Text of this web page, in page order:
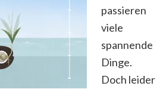
passieren
viele
spannende
Dinge.
Doch leider